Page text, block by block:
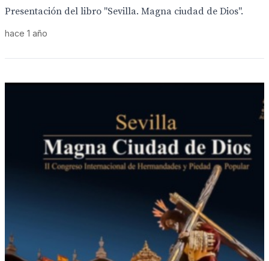
Presentación del libro "Sevilla. Magna ciudad de Dios".
hace 1 año